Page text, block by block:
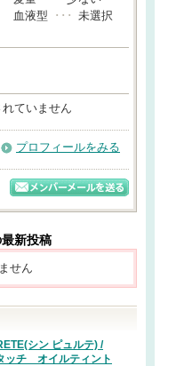
血液型 ･･･ 未選択
ていません
プロフィールをみる
新投稿
せん
シン ピュルテ) /
ッチ オイルティント